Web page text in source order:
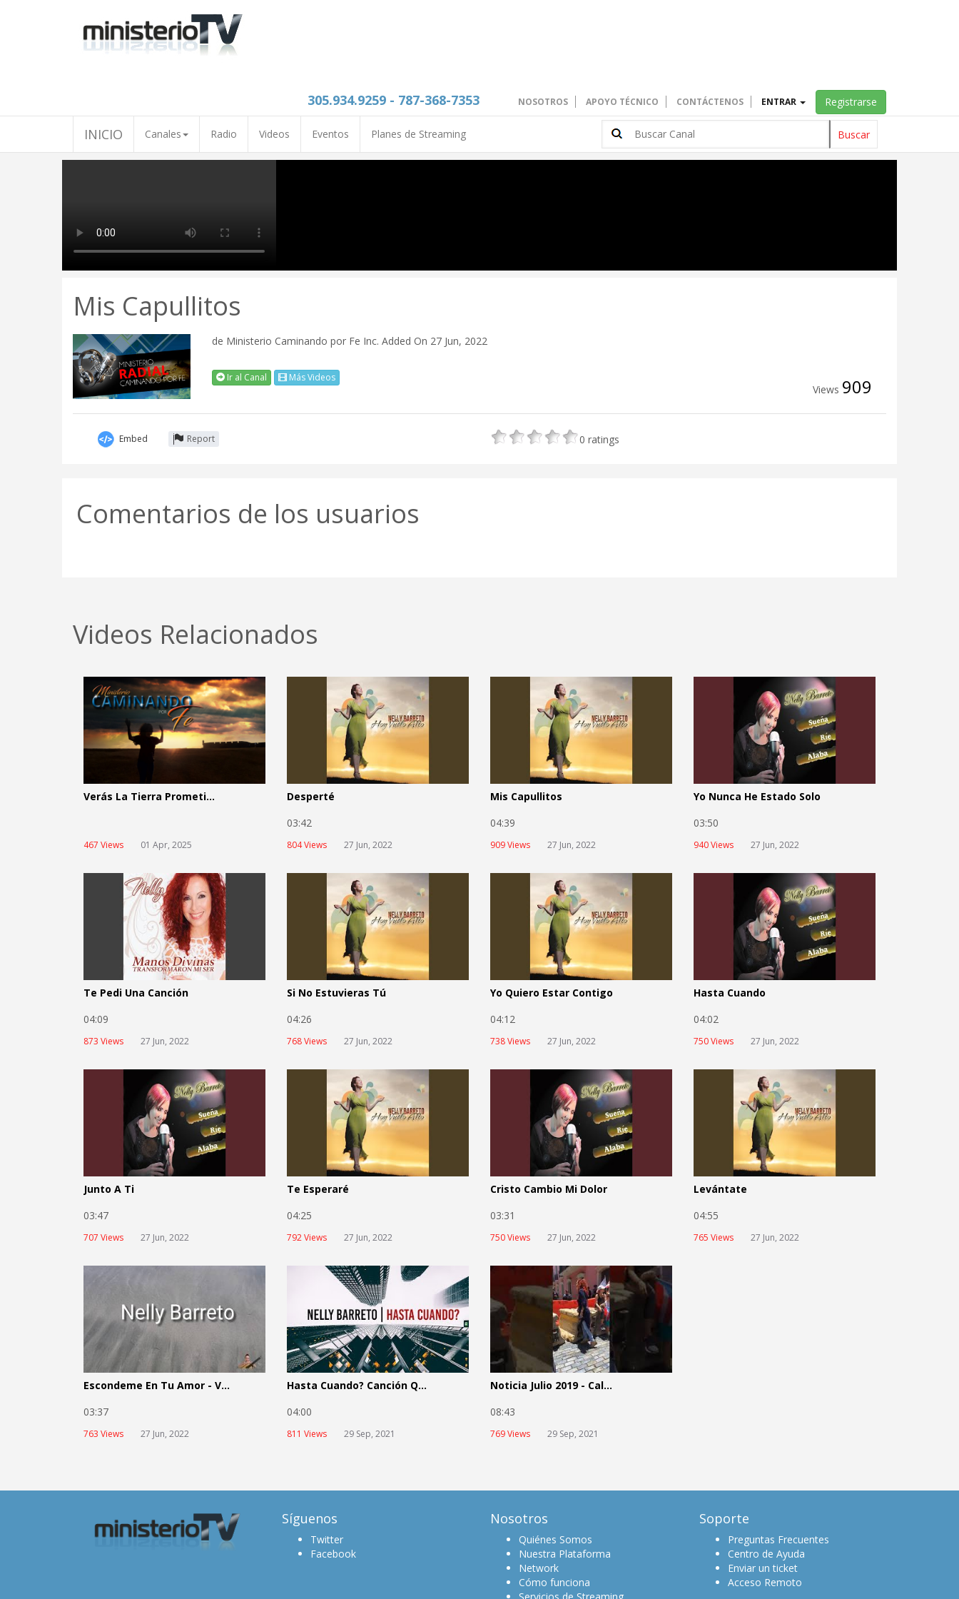
305.934.9259 - 787-368-7353 NOSOTROS APOYO TÉCNICO CONTÁCTENOS ENTRAR Registrarse
INICIO Canales Radio Videos Eventos Planes de Streaming
Mis Capullitos
de Ministerio Caminando por Fe Inc. Added On 27 Jun, 2022
Ir al Canal Más Videos
Views 909
Embed Report 0 ratings
Comentarios de los usuarios
Videos Relacionados
Verás La Tierra Prometi...
467 Views 01 Apr, 2025
Desperté
03:42
804 Views 27 Jun, 2022
Mis Capullitos
04:39
909 Views 27 Jun, 2022
Yo Nunca He Estado Solo
03:50
940 Views 27 Jun, 2022
Te Pedi Una Canción
04:09
873 Views 27 Jun, 2022
Si No Estuvieras Tú
04:26
768 Views 27 Jun, 2022
Yo Quiero Estar Contigo
04:12
738 Views 27 Jun, 2022
Hasta Cuando
04:02
750 Views 27 Jun, 2022
Junto A Ti
03:47
707 Views 27 Jun, 2022
Te Esperaré
04:25
792 Views 27 Jun, 2022
Cristo Cambio Mi Dolor
03:31
750 Views 27 Jun, 2022
Levántate
04:55
765 Views 27 Jun, 2022
Escondeme En Tu Amor - V...
03:37
763 Views 27 Jun, 2022
Hasta Cuando? Canción Q...
04:00
811 Views 29 Sep, 2021
Noticia Julio 2019 - Cal...
08:43
769 Views 29 Sep, 2021
Síguenos
Twitter
Facebook
Nosotros
Quiénes Somos
Nuestra Plataforma
Network
Cómo funciona
Soporte
Preguntas Frecuentes
Centro de Ayuda
Enviar un ticket
Acceso Remoto